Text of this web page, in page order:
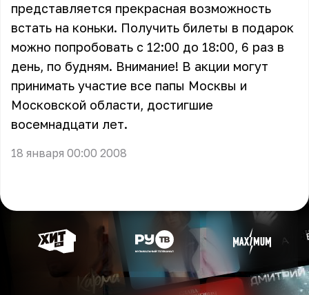
представляется прекрасная возможность
встать на коньки. Получить билеты в подарок
можно попробовать с 12:00 до 18:00, 6 раз в
день, по будням. Внимание! В акции могут
принимать участие все папы Москвы и
Московской области, достигшие
восемнадцати лет.
18 января 00:00 2008